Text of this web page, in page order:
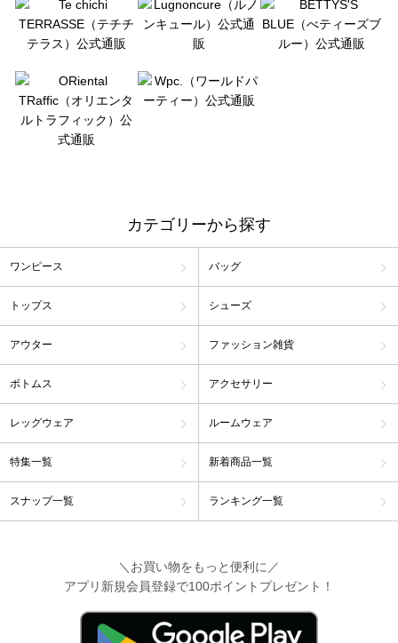
カテゴリーから探す
ワンピース バッグ
トップス シューズ
アウター ファッション雑貨
ボトムス アクセサリー
レッグウェア ルームウェア
特集一覧 新着商品一覧
スナップ一覧 ランキング一覧
＼お買い物をもっと便利に／
アプリ新規会員登録で100ポイントプレゼント！